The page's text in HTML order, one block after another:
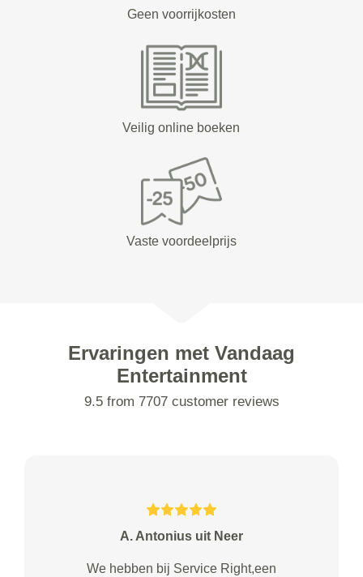
Geen voorrijkosten
Veilig online boeken
Vaste voordeelprijs
Ervaringen met Vandaag
Entertainment
9.5 from 7707 customer reviews
A. Antonius uit Neer
We hebben bij Service Right,een